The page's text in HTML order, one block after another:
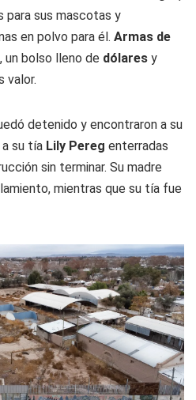
para sus mascotas y
en polvo para él. Armas de
un bolso lleno de dólares y
valor.
detenido y encontraron a su
a su tía Lily Pereg enterradas
sin terminar. Su madre
mientras que su tía fue